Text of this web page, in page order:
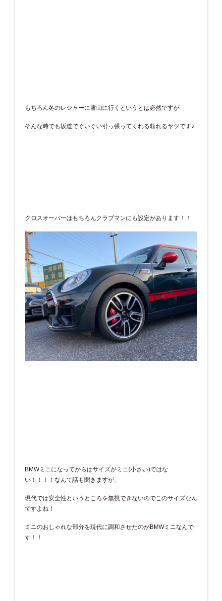
もちろん冬のレジャーに雪山に行くというとは必然ですが
そんな時でも坂道でぐいぐい引っ張ってくれる頼れるヤツです♪
クロスオーバーはもちろんクラブマンにも設定があります！！
BMWミニになってからはサイズがミニ(小さい)ではな
い！！！！なんて話も聞きますが、
現代では安全性というところを無視できないのでこのサイズなん
ですよね！
ミニのおしゃれな部分を現代に調和させたのがBMWミニなんで
す！！